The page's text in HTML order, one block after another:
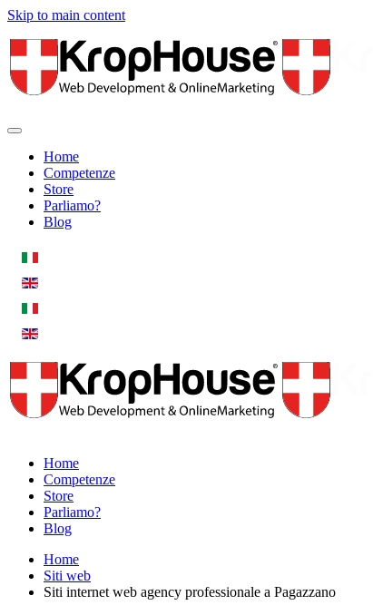
Skip to main content
Home
Competenze
Store
Parliamo?
Blog
Home
Competenze
Store
Parliamo?
Blog
Home
Siti web
Siti internet web agency professionale a Pagazzano